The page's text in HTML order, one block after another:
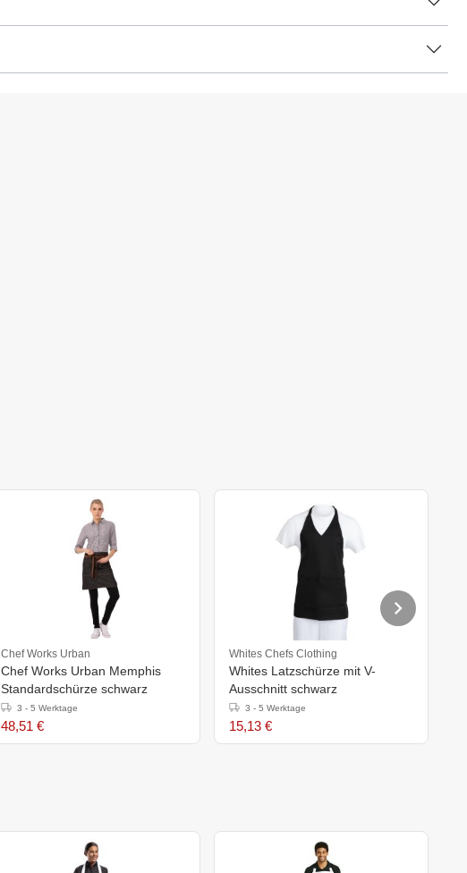
Chef Works Urban
Chef Works Urban Memphis
Standardschürze schwarz
3 - 5 Werktage
48,51 €
Whites Chefs Clothing
Whites Latzschürze mit V-
Ausschnitt schwarz
3 - 5 Werktage
15,13 €